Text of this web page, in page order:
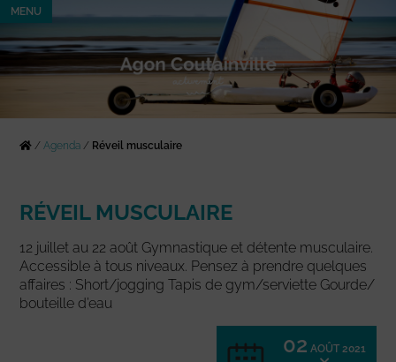
MENU
/Agenda / Réveil musculaire
RÉVEIL MUSCULAIRE
12 juillet au 22 août Gymnastique et détente musculaire.
Accessible à tous niveaux. Pensez à prendre quelques
affaires : Short/jogging Tapis de gym/serviette Gourde/
bouteille d’eau
02 AOÛT 2021